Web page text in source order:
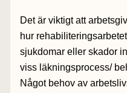
Det är viktigt att
hur
sjukdomar eller skador
viss läkningsprocess/
Något behov av